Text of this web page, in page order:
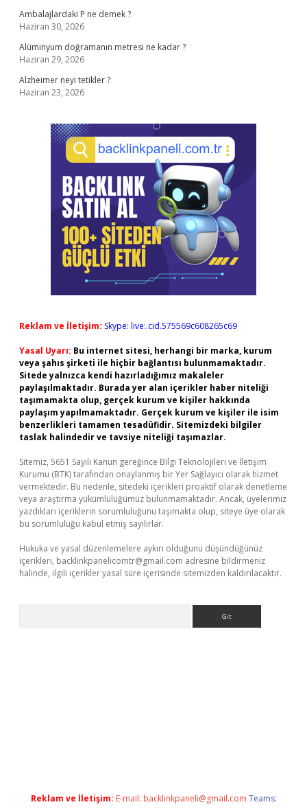
Ambalajlardaki P ne demek ?
Haziran 30, 2026
Alüminyum doğramanın metresi ne kadar ?
Haziran 29, 2026
Alzheimer neyi tetikler ?
Haziran 23, 2026
Reklam ve İletişim: Skype: live:.cid.575569c608265c69
Yasal Uyarı: Bu internet sitesi, herhangi bir marka, kurum
veya şahıs şirketi ile hiçbir bağlantısı bulunmamaktadır.
Sitede yalnızca kendi hazırladığımız makaleler
paylaşılmaktadır. Burada yer alan içerikler haber niteliği
taşımamakta olup, gerçek kurum ve kişiler hakkında
paylaşım yapılmamaktadır. Gerçek kurum ve kişiler ile isim
benzerlikleri tamamen tesadüfidir. Sitemizdeki bilgiler
taslak halindedir ve tavsiye niteliği taşımazlar.
Sitemiz, 5651 Sayılı Kanun gereğince Bilgi Teknolojileri ve İletişim
Kurumu (BTK) tarafından onaylanmış bir Yer Sağlayıcı olarak hizmet
vermektedir. Bu nedenle, sitedeki içerikleri proaktif olarak denetleme
veya araştırma yükümlülüğümüz bulunmamaktadır. Ancak, üyelerimiz
yazdıkları içeriklerin sorumluluğunu taşımakta olup, siteye üye olarak
bu sorumluluğu kabul etmiş sayılırlar.
Hukuka ve yasal düzenlemelere aykırı olduğunu düşündüğünüz
içerikleri, backlinkpanelicomtr@gmail.com adresine bildirmeniz
halinde, ilgili içerikler yasal süre içerisinde sitemizden kaldırılacaktır.
Reklam ve İletişim: E-mail: backlinkpaneli@gmail.com Teams: